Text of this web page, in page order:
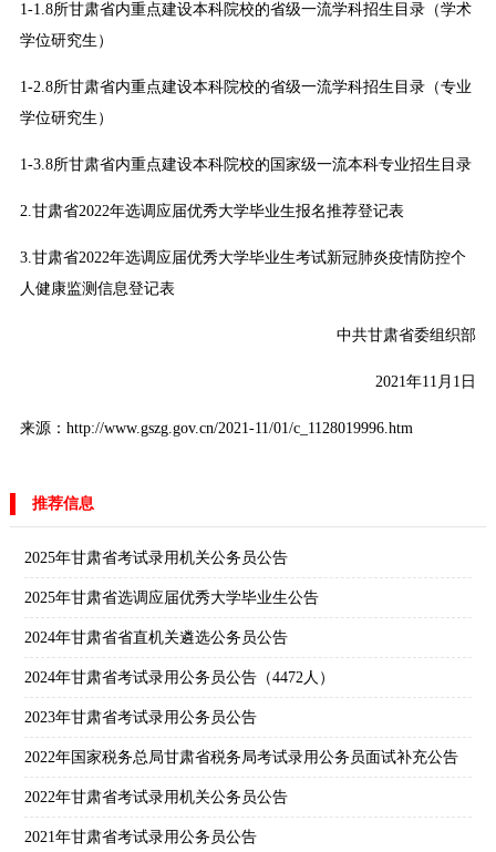
1-1.8所甘肃省内重点建设本科院校的省级一流学科招生目录（学术
学位研究生）
1-2.8所甘肃省内重点建设本科院校的省级一流学科招生目录（专业
学位研究生）
1-3.8所甘肃省内重点建设本科院校的国家级一流本科专业招生目录
2.甘肃省2022年选调应届优秀大学毕业生报名推荐登记表
3.甘肃省2022年选调应届优秀大学毕业生考试新冠肺炎疫情防控个
人健康监测信息登记表
中共甘肃省委组织部
2021年11月1日
来源：http://www.gszg.gov.cn/2021-11/01/c_1128019996.htm
推荐信息
2025年甘肃省考试录用机关公务员公告
2025年甘肃省选调应届优秀大学毕业生公告
2024年甘肃省省直机关遴选公务员公告
2024年甘肃省考试录用公务员公告（4472人）
2023年甘肃省考试录用公务员公告
2022年国家税务总局甘肃省税务局考试录用公务员面试补充公告
2022年甘肃省考试录用机关公务员公告
2021年甘肃省考试录用公务员公告